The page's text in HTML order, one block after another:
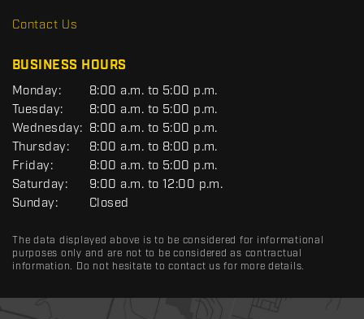
R
Contact Us
BUSINESS HOURS
G
E
N
E
R
A
L
Monday:
8:00 a.m. to 5:00 p.m.
Tuesday:
8:00 a.m. to 5:00 p.m.
Wednesday: 8:00 a.m. to 5:00 p.m.
Thursday:
8:00 a.m. to 8:00 p.m.
Friday:
8:00 a.m. to 5:00 p.m.
Saturday:
9:00 a.m. to 12:00 p.m.
Sunday:
Closed
The data displayed above is to be considered for informational
purposes only and are not to be considered as contractual
information. Do not hesitate to contact us for more details.